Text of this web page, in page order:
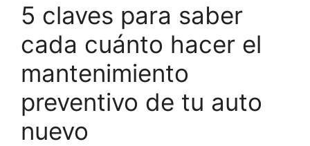
5 claves para saber
cada cuánto hacer el
mantenimiento
preventivo de tu auto
nuevo